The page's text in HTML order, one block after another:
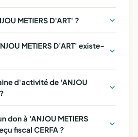
METIERS D'ART' ?
METIERS D'ART' existe-
d'activité de 'ANJOU
don à 'ANJOU METIERS
fiscal CERFA ?